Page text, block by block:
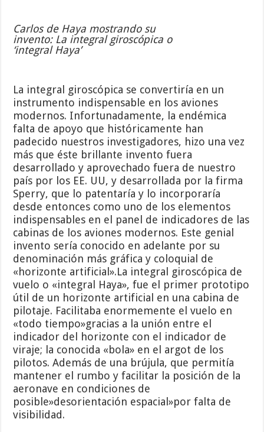
Carlos de Haya mostrando su
invento: La integral giroscópica o
‘integral Haya’
La integral giroscópica se convertiría en un
instrumento indispensable en los aviones
modernos. Infortunadamente, la endémica
falta de apoyo que históricamente han
padecido nuestros investigadores, hizo una vez
más que éste brillante invento fuera
desarrollado y aprovechado fuera de nuestro
país por los EE. UU, y desarrollada por la firma
Sperry, que lo patentaría y lo incorporaría
desde entonces como uno de los elementos
indispensables en el panel de indicadores de las
cabinas de los aviones modernos. Este genial
invento sería conocido en adelante por su
denominación más gráfica y coloquial de
«horizonte artificial».La integral giroscópica de
vuelo o «integral Haya», fue el primer prototipo
útil de un horizonte artificial en una cabina de
pilotaje. Facilitaba enormemente el vuelo en
«todo tiempo»gracias a la unión entre el
indicador del horizonte con el indicador de
viraje; la conocida «bola» en el argot de los
pilotos. Además de una brújula, que permitía
mantener el rumbo y facilitar la posición de la
aeronave en condiciones de
posible»desorientación espacial»por falta de
visibilidad.